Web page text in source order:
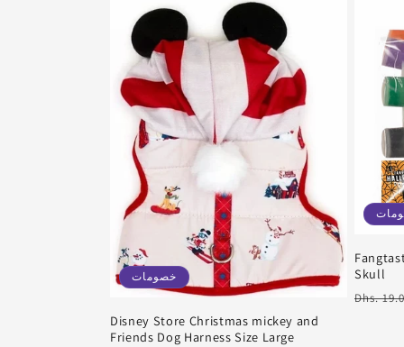
خصومات
Disney Store Christmas mickey and
Friends Dog Harness Size Large
Skull
سعر
Dhs.